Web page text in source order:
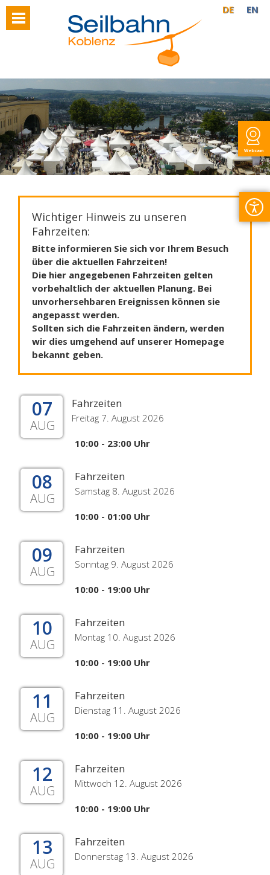
Webcam
DE EN
Wichtiger Hinweis zu unseren
Fahrzeiten:
Bitte informieren Sie sich vor Ihrem Besuch
über die aktuellen Fahrzeiten!
Die hier angegebenen Fahrzeiten gelten
vorbehaltlich der aktuellen Planung. Bei
unvorhersehbaren Ereignissen können sie
angepasst werden.
Sollten sich die Fahrzeiten ändern, werden
wir dies umgehend auf unserer Homepage
bekannt geben.
07
AUG
Fahrzeiten
Freitag 7. August 2026
10:00 - 23:00 Uhr
08
AUG
Fahrzeiten
Samstag 8. August 2026
10:00 - 01:00 Uhr
09
AUG
Fahrzeiten
Sonntag 9. August 2026
10:00 - 19:00 Uhr
10
AUG
Fahrzeiten
Montag 10. August 2026
10:00 - 19:00 Uhr
11
AUG
Fahrzeiten
Dienstag 11. August 2026
10:00 - 19:00 Uhr
12
AUG
Fahrzeiten
Mittwoch 12. August 2026
10:00 - 19:00 Uhr
13
AUG
Fahrzeiten
Donnerstag 13. August 2026